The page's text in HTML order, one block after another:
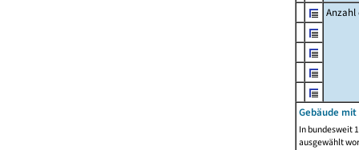
Anzahl
Gebäude
In bundesweit
ausgewählt